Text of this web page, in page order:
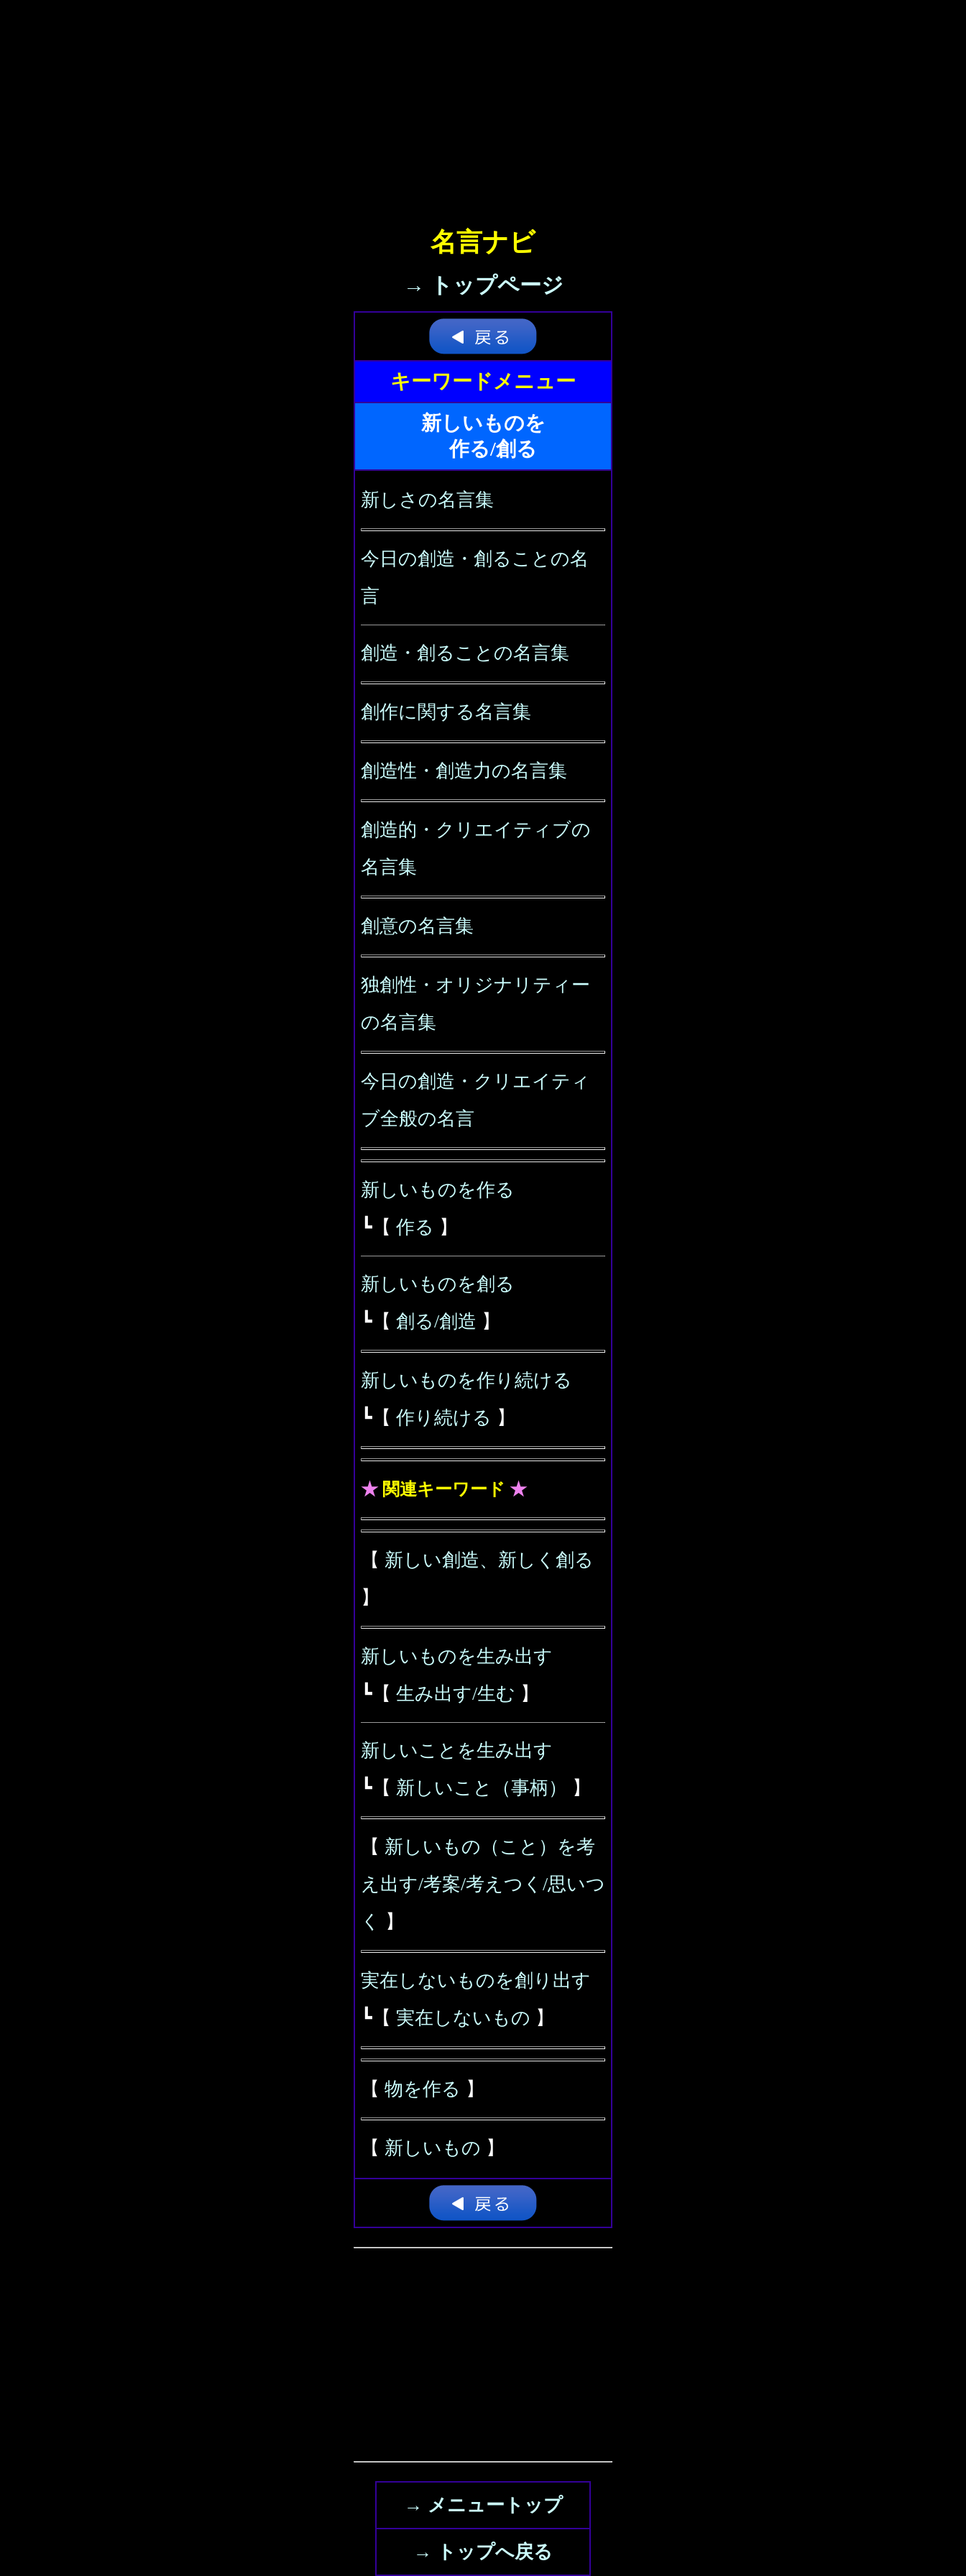
名言ナビ
→ トップページ
キーワードメニュー
新しいものを
作る/創る
新しさの名言集
今日の創造・創ることの名
言
創造・創ることの名言集
創作に関する名言集
創造性・創造力の名言集
創造的・クリエイティブの
名言集
創意の名言集
独創性・オリジナリティー
の名言集
今日の創造・クリエイティ
ブ全般の名言
新しいものを作る
┗【 作る 】
新しいものを創る
┗【 創る/創造 】
新しいものを作り続ける
┗【 作り続ける 】
★ 関連キーワード ★
【 新しい創造、新しく創る
】
新しいものを生み出す
┗【 生み出す/生む 】
新しいことを生み出す
┗【 新しいこと（事柄） 】
【 新しいもの（こと）を考
え出す/考案/考えつく/思いつ
く
】
実在しないものを創り出す
┗【 実在しないもの 】
【 物を作る 】
【 新しいもの 】
→ メニュートップ
→ トップへ戻る